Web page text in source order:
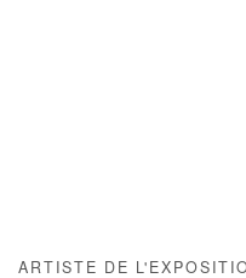
ARTISTE DE